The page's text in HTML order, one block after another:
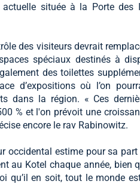
actuelle située à la Porte des
des visiteurs devrait
spéciaux destinés à
des toilettes
d’expositions où l’on
dans la région. « Ces
% et l'on prévoit une
encore le rav Rabinowitz.
occidental estime pour sa
au Kotel chaque année, bien
qu’il en soit, tout le monde